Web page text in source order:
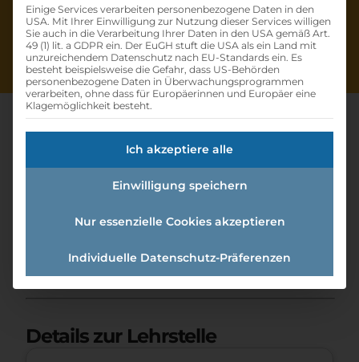
Andere Lehrstelle suchen
Lehrling
Betriebslogistikkauffrau /-
mann (m/w/d)
»Offene Lehrstellen»Lehrling
Betriebslogistikkauffrau /-mann (m/w/d)
Details zur Lehrstelle
Einige Services verarbeiten personenbezogene Daten in den
USA. Mit Ihrer Einwilligung zur Nutzung dieser Services willigen
Sie auch in die Verarbeitung Ihrer Daten in den USA gemäß Art.
49 (1) lit. a GDPR ein. Der EuGH stuft die USA als ein Land mit
unzureichendem Datenschutz nach EU-Standards ein. Es
besteht beispielsweise die Gefahr, dass US-Behörden
personenbezogene Daten in Überwachungsprogrammen
verarbeiten, ohne dass für Europäerinnen und Europäer eine
Klagemöglichkeit besteht.
Ich akzeptiere alle
Einwilligung speichern
Nur essenzielle Cookies akzeptieren
Individuelle Datenschutz-Präferenzen